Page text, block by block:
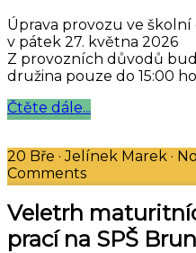
Úprava provozu ve školní
v pátek 27. května 2026
Z provozních důvodů
družina pouze do 15:00
Čtěte dále...
20 Bře · Jelínek Marek · No
Comments
Veletrh
prací na SPŠ